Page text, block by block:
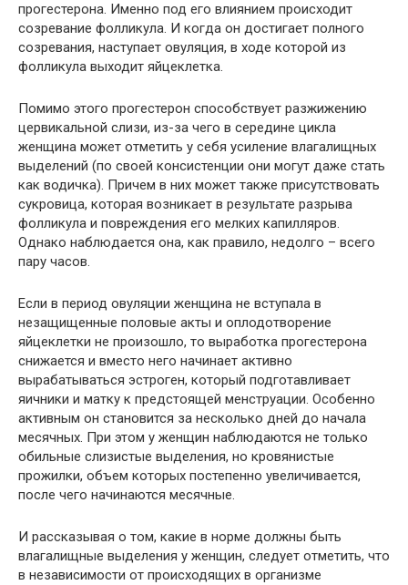
прогестерона. Именно под его влиянием происходит
созревание фолликула. И когда он достигает полного
созревания, наступает овуляция, в ходе которой из
фолликула выходит яйцеклетка.
Помимо этого прогестерон способствует разжижению
цервикальной слизи, из-за чего в середине цикла
женщина может отметить у себя усиление влагалищных
выделений (по своей консистенции они могут даже стать
как водичка). Причем в них может также присутствовать
сукровица, которая возникает в результате разрыва
фолликула и повреждения его мелких капилляров.
Однако наблюдается она, как правило, недолго – всего
пару часов.
Если в период овуляции женщина не вступала в
незащищенные половые акты и оплодотворение
яйцеклетки не произошло, то выработка прогестерона
снижается и вместо него начинает активно
вырабатываться эстроген, который подготавливает
яичники и матку к предстоящей менструации. Особенно
активным он становится за несколько дней до начала
месячных. При этом у женщин наблюдаются не только
обильные слизистые выделения, но кровянистые
прожилки, объем которых постепенно увеличивается,
после чего начинаются месячные.
И рассказывая о том, какие в норме должны быть
влагалищные выделения у женщин, следует отметить, что
в независимости от происходящих в организме